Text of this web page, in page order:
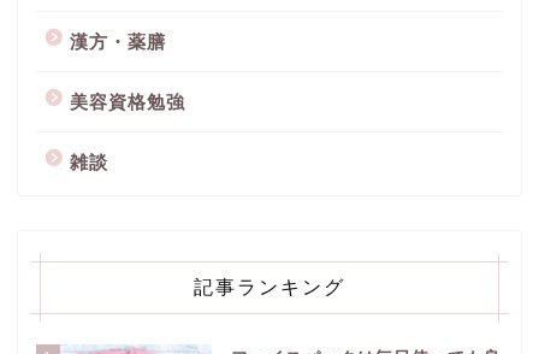
漢方・薬膳
美容資格勉強
雑談
記事ランキング